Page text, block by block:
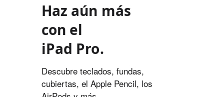
Haz aún más
con el
iPad Pro.
Descubre teclados, fundas,
cubiertas, el Apple Pencil, los